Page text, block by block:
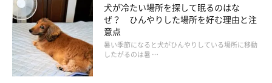
犬のストレスサインに気づくには？
犬が冷たい場所を探して眠るのはな
ぜ？ ひんやりした場所を好む理由と注
意点
暑い季節になると犬がひんやりしている場所に移動
したがるのは暑 …